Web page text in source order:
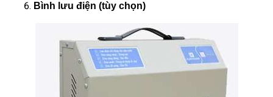
Bình lưu điện (tùy chọn)